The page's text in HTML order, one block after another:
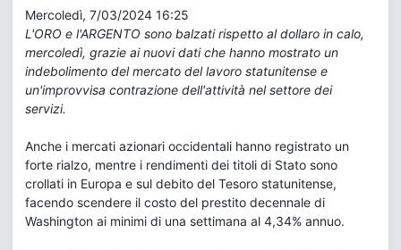
Mercoledì, 7/03/2024 16:25
L'ORO e l'ARGENTO sono balzati rispetto al dollaro in calo,
mercoledì, grazie ai nuovi dati che hanno mostrato un
indebolimento del mercato del lavoro statunitense e
un'improvvisa contrazione dell'attività nel settore dei
servizi.
Anche i mercati azionari occidentali hanno registrato un
forte rialzo, mentre i rendimenti dei titoli di Stato sono
crollati in Europa e sul debito del Tesoro statunitense,
facendo scendere il costo del prestito decennale di
Washington ai minimi di una settimana al 4,34% annuo.